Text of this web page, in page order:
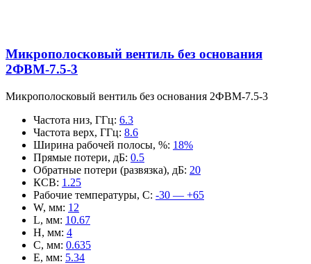
Микрополосковый вентиль без основания
2ФВМ-7.5-3
Микрополосковый вентиль без основания 2ФВМ-7.5-3
Частота низ, ГГц: 6.3
Частота верх, ГГц: 8.6
Ширина рабочей полосы, %: 18%
Прямые потери, дБ: 0.5
Обратные потери (развязка), дБ: 20
КСВ: 1.25
Рабочие температуры, С: -30 — +65
W, мм: 12
L, мм: 10.67
H, мм: 4
C, мм: 0.635
E, мм: 5.34